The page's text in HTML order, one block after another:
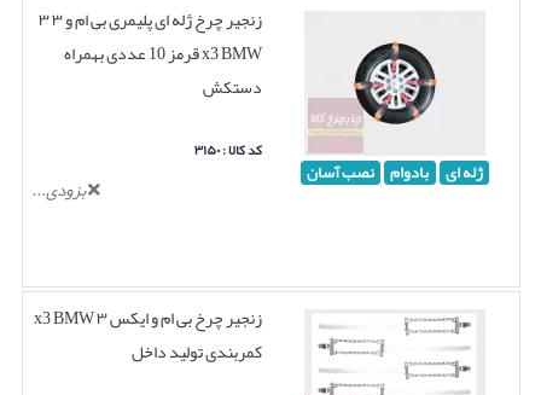
ژله ای بادوام نصب آسان
زنجیر چرخ ژله ای پلیمری بی ام و ۳ ۳
x3 BMW قرمز 10 عددی بهمراه
دستکش
کد کالا : ۳۱۵۰
بزودی...
زنجیر چرخ بی ام و ایکس ۳ x3 BMW
کمربندی تولید داخل